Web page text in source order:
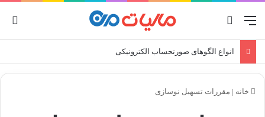
منو
انواع الگوهای صورتحساب الکترونیکی
خانه | مقررات تسهیل نوسازی